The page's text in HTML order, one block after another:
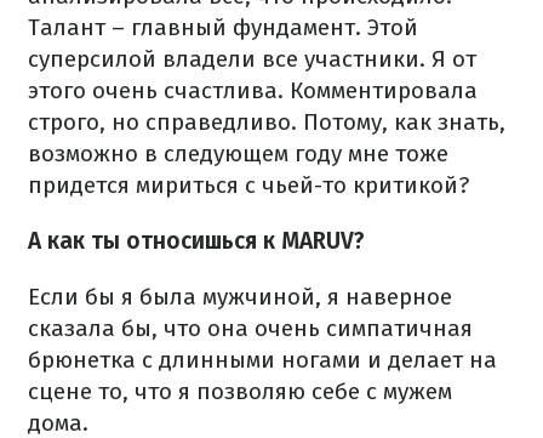
Талант – главный фундамент. Этой
суперсилой владели все участники. Я от
этого очень счастлива. Комментировала
строго, но справедливо. Потому, как знать,
возможно в следующем году мне тоже
придется мириться с чьей-то критикой?
А как ты относишься к MARUV?
Если бы я была мужчиной, я наверное
сказала бы, что она очень симпатичная
брюнетка с длинными ногами и делает на
сцене то, что я позволяю себе с мужем
дома.